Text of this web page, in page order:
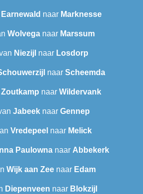
Earnewald naar Marknesse
Wolvega naar Marssum
Niezijl naar Losdorp
naar Scheemda
Zoutkamp naar Wildervank
Jabeeknaar Gennep
Vredepeel naar Melick
Paulowna naar Abbekerk
Wijk aan Zee naar Edam
Diepenveen naar Blokzijl